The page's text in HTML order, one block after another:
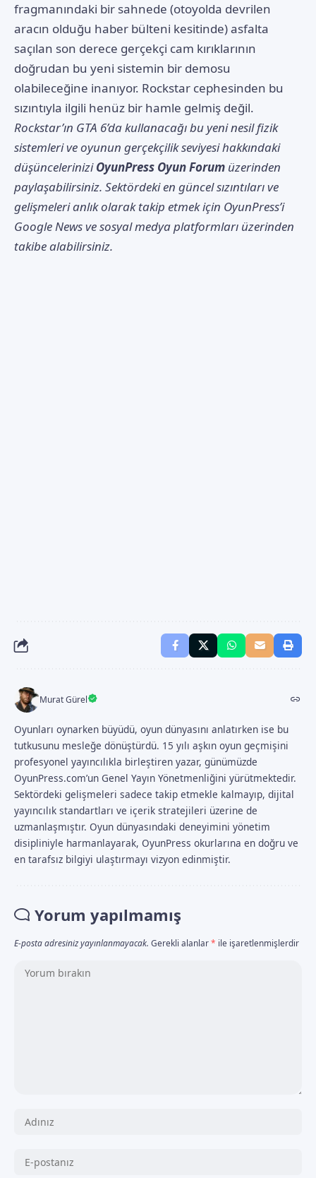
fragmanındaki bir sahnede (otoyolda devrilen
aracın olduğu haber bülteni kesitinde) asfalta
saçılan son derece gerçekçi cam kırıklarının
doğrudan bu yeni sistemin bir demosu
olabileceğine inanıyor. Rockstar cephesinden bu
sızıntıyla ilgili henüz bir hamle gelmiş değil.
Rockstar’ın GTA 6’da kullanacağı bu yeni nesil fizik
sistemleri ve oyunun gerçekçilik seviyesi hakkındaki
düşünceleriniziOyunPress Oyun Forum üzerinden
paylaşabilirsiniz. Sektördeki en güncel sızıntıları ve
gelişmeleri anlık olarak takip etmek için OyunPress’i
Google Newsve sosyal medya platformları üzerinden
takibe alabilirsiniz.
Murat Gürel
Oyunları oynarken büyüdü, oyun dünyasını anlatırken ise bu
tutkusunu mesleğe dönüştürdü. 15 yılı aşkın oyun geçmişini
profesyonel yayıncılıkla birleştiren yazar, günümüzde
OyunPress.com’un Genel Yayın Yönetmenliğini yürütmektedir.
Sektördeki gelişmeleri sadece takip etmekle kalmayıp, dijital
yayıncılık standartları ve içerik stratejileri üzerine de
uzmanlaşmıştır. Oyun dünyasındaki deneyimini yönetim
disipliniyle harmanlayarak, OyunPress okurlarına en doğru ve
en tarafsız bilgiyi ulaştırmayı vizyon edinmiştir.
Yorum yapılmamış
E-posta adresiniz yayınlanmayacak. Gerekli alanlar* ile işaretlenmişlerdir